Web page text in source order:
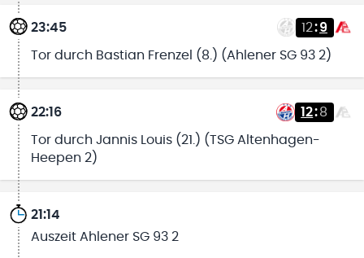
23:45 12:9
Tor durch Bastian Frenzel (8.) (Ahlener SG 93 2)
22:16 12:8
Tor durch Jannis Louis (21.) (TSG Altenhagen-
Heepen 2)
21:14
Auszeit Ahlener SG 93 2